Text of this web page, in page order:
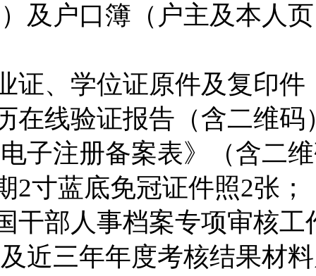
及 户口簿（户主及本人
证、 学位证原件及复印件
在线验证报告（含二维码
子注册备案表》（含二
2寸蓝底免冠证件照2张；
干部人事档案专项审核工
及近三年年度考核结果材